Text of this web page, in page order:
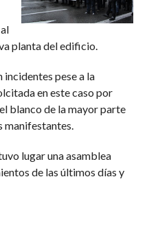
planta del edificio.
pese a la
en este caso por
blanco de la mayor parte
manifestantes.
lugar una asamblea
de las últimos días y